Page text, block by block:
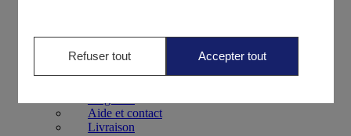
Aide et contact
Livraison
Refuser tout Accepter tout